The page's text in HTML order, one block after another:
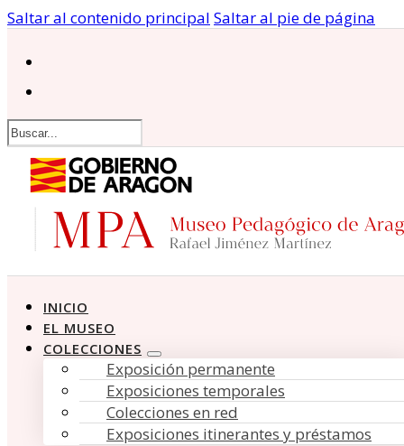
Saltar al contenido principal Saltar al pie de página
Buscar
INICIO
EL MUSEO
COLECCIONES
Exposición permanente
Exposiciones temporales
Colecciones en red
Exposiciones itinerantes y préstamos